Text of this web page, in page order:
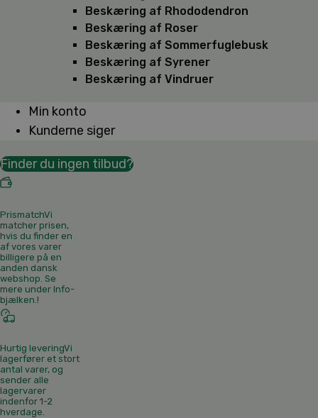
Beskæring af Rhododendron
Beskæring af Roser
Beskæring af Sommerfuglebusk
Beskæring af Syrener
Beskæring af Vindruer
Min konto
Kunderne siger
Finder du ingen tilbud?
PrismatchVi
matcher prisen,
hvis du finder en
af vores varer
billigere på en
anden dansk
webshop. Se
mere under Info-
bjælken.!
Hurtig leveringVi
lagerfører et stort
antal varer, og
sender alle
lagervarer
indenfor 1-2
hverdage.